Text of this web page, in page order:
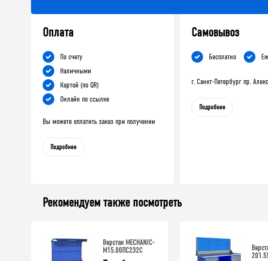
Оплата
По счету
Наличными
Картой (по QR)
Онлайн по ссылке
Вы можете оплатить заказ при получении
Подробнее
Самовывоз
Бесплатно
г. Санкт-Петербург пр.
Подробнее
Рекомендуем также посмотреть
Верстак MECHANIC-
М15.00ПС2Э2С